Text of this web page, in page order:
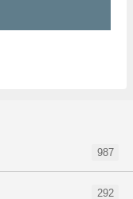
987
292